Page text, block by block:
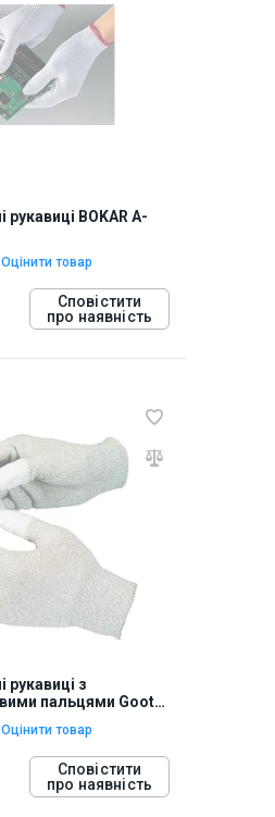
Львів
Дніпро
рукавиці BOKAR A-
Оцінити товар
Сповістити
про наявність
рукавиці з
пальцями Goot
Оцінити товар
Сповістити
про наявність